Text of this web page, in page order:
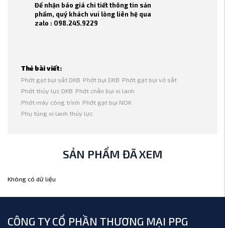
Để nhận báo giá chi tiết thông tin sản
phẩm, quý khách vui lòng liên hệ qua
zalo : 098.245.9229
Thẻ bài viết:
Phớt gạt bụi sắt DKB Phớt bụi DKB Phớt gạt bụi vỏ sắt
Phớt thủy lực DKB Phớt chắn bụi xi lanh
Phớt máy công trình Phớt gạt bụi NOK
Phụ tùng xi lanh thủy lực
SẢN PHẨM ĐÃ XEM
Không có dữ liệu
CÔNG TY CỔ PHẦN THƯƠNG MẠI PPG